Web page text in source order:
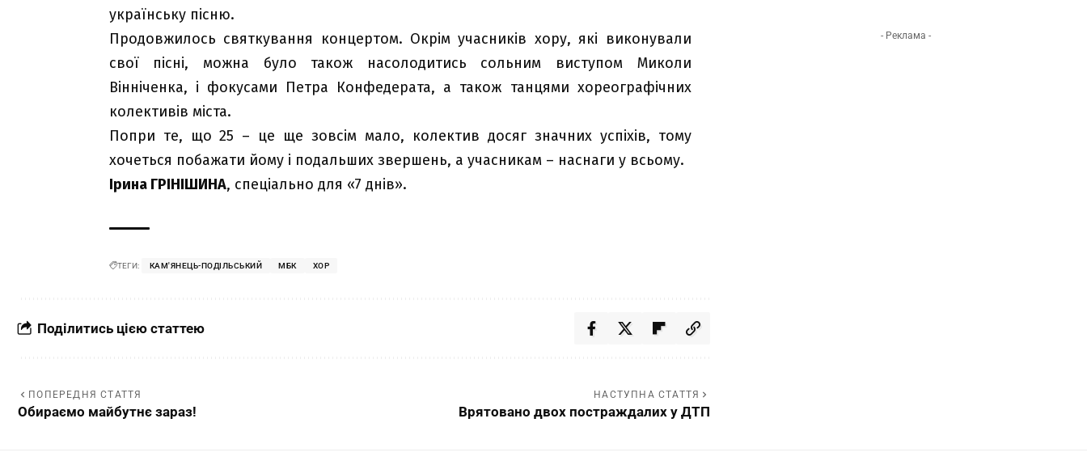
українську пісню.
Продовжилось святкування концертом. Окрім учасників хору, які виконували
свої пісні, можна було також насолодитись сольним виступом Миколи
Вінніченка, і фокусами Петра Конфедерата, а також танцями хореографічних
колективів міста.
Попри те, що 25 – це ще зовсім мало, колектив досяг значних успіхів, тому
хочеться побажати йому і подальших звершень, а учасникам – наснаги у всьому.
Ірина ГРІНІШИНА, спеціально для «7 днів».
ТЕГИ: КАМ'ЯНЕЦЬ-ПОДІЛЬСЬКИЙ МБК ХОР
Поділитись цією статтею
ПОПЕРЕДНЯ СТАТТЯ
Обираємо майбутнє зараз!
НАСТУПНА СТАТТЯ
Врятовано двох постраждалих у ДТП
- Реклама -